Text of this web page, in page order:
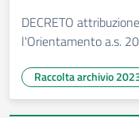
DECRETO
l'Orientamento a.s.
Raccolta archivio